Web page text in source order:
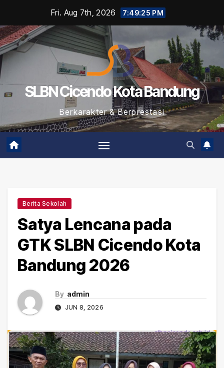
content
Fri. Aug 7th, 2026 7:49:26 PM
SLBN Cicendo Kota Bandung
Berkarakter & Berprestasi
Berita Sekolah
Satya Lencana pada
GTK SLBN Cicendo Kota
Bandung 2026
By admin
JUN 8, 2026